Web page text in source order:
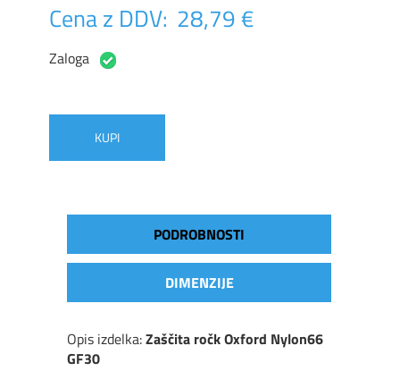
Cena z DDV: 28,79 €
Zaloga
KUPI
PODROBNOSTI
DIMENZIJE
Opis izdelka:Zaščita ročk Oxford Nylon66
GF30